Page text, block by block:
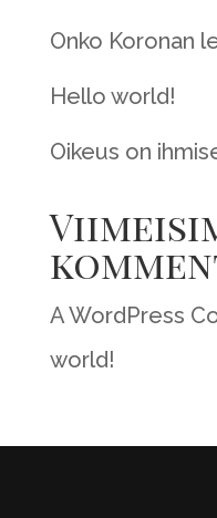
Onko Koronan
Hello world!
Oikeus on
A WordPress
world!